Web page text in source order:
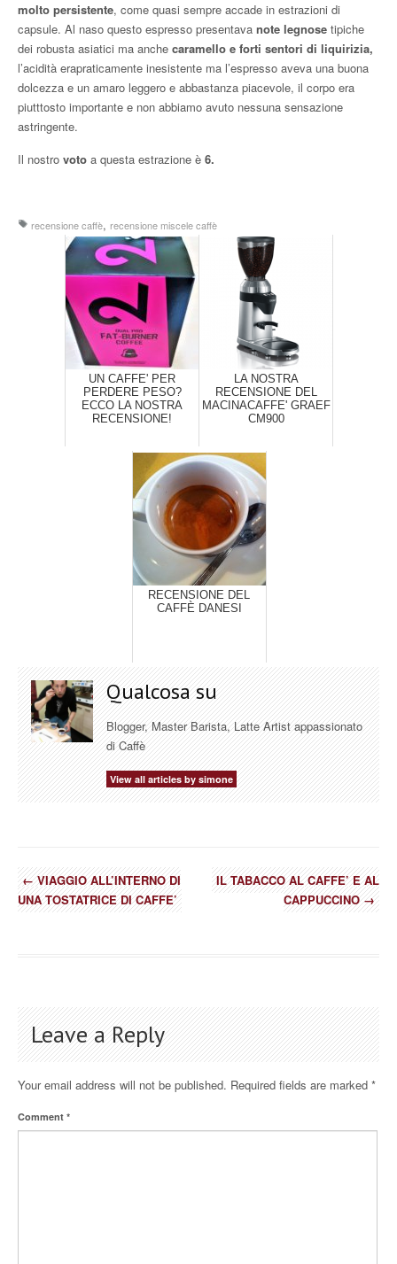
molto persistente, come quasi sempre accade in estrazioni di
capsule. Al naso questo espresso presentava note legnose tipiche
dei robusta asiatici ma anche caramello e forti sentori di liquirizia,
l’acidità erapraticamente inesistente ma l’espresso aveva una buona
dolcezza e un amaro leggero e abbastanza piacevole, il corpo era
piutttosto importante e non abbiamo avuto nessuna sensazione
astringente.
Il nostro voto a questa estrazione è 6.
recensione caffè, recensione miscele caffè
UN CAFFE' PER
PERDERE PESO?
ECCO LA NOSTRA
RECENSIONE!
LA NOSTRA
RECENSIONE DEL
MACINACAFFE' GRAEF
CM900
RECENSIONE DEL
CAFFÈ DANESI
Qualcosa su
Blogger, Master Barista, Latte Artist appassionato
di Caffè
View all articles by simone
←VIAGGIO ALL’INTERNO DI
UNA TOSTATRICE DI CAFFE’
IL TABACCO AL CAFFE’ E AL
CAPPUCCINO→
Leave a Reply
Your email address will not be published. Required fields are marked *
Comment *